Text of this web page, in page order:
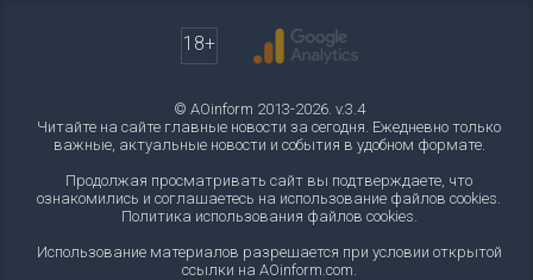
18+
© AOinform 2013-2026. v.3.4
Читайте на сайте главные новости за сегодня. Ежедневно только
важные, актуальные новости и события в удобном формате.
Продолжая просматривать сайт вы подтверждаете, что
ознакомились и соглашаетесь на использование файлов cookies.
Политика использования файлов cookies.
Использование материалов разрешается при условии открытой
ссылки на AOinform.com.